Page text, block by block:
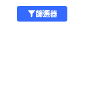
篩選器